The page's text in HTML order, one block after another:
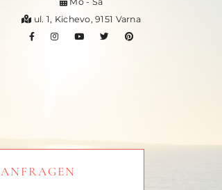
ANFRAGEN
ul. 1, Kichevo, 9151 Varna